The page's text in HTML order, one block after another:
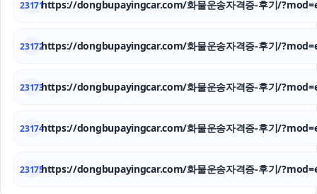
23171https://dongbupayingcar.com/화물운송자격증-후기/
23172https://dongbupayingcar.com/화물운송자격증-후기/
23173https://dongbupayingcar.com/화물운송자격증-후기/
23174https://dongbupayingcar.com/화물운송자격증-후기/
23175https://dongbupayingcar.com/화물운송자격증-후기/